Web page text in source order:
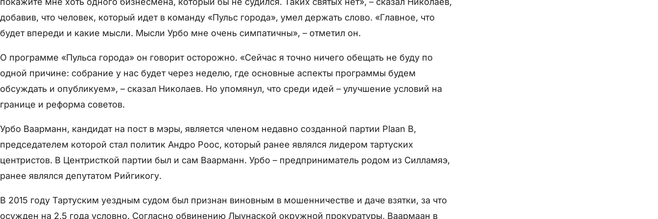
добавив, что человек, который идет в команду «Пульс города», умел держать слово. «Главное, что
будет впереди и какие мысли. Мысли Урбо мне очень симпатичны», – отметил он.
О программе «Пульса города» он говорит осторожно. «Сейчас я точно ничего обещать не буду по
одной причине: собрание у нас будет через неделю, где основные аспекты программы будем
обсуждать и опубликуем», – сказал Николаев. Но упомянул, что среди идей – улучшение условий на
границе и реформа советов.
Урбо Ваарманн, кандидат на пост в мэры, является членом недавно созданной партии Plaan B,
председателем которой стал политик Андро Роос, который ранее являлся лидером тартуских
центристов. В Центристкой партии был и сам Ваарманн. Урбо – предприниматель родом из Силламяэ,
ранее являлся депутатом Рийгикогу.
В 2015 году Тартуским уездным судом был признан виновным в мошенничестве и даче взятки, за что
осужден на 2,5 года условно. Согласно обвинению Лыунаской окружной прокуратуры, Ваармаан в